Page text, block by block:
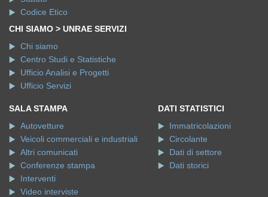
Codice Etico
CHI SIAMO > UNRAE SERVIZI
Chi siamo
Centro Studi e Statistiche
Ufficio Analisi e Progetti
Ufficio Servizi
SALA STAMPA
Autovetture
Veicoli commerciali e industriali
Altri comunicati
Conferenze stampa
Interventi
Video interviste
DATI STATISTICI
Immatricolazioni
Circolante
Dati di settore
Dati storici